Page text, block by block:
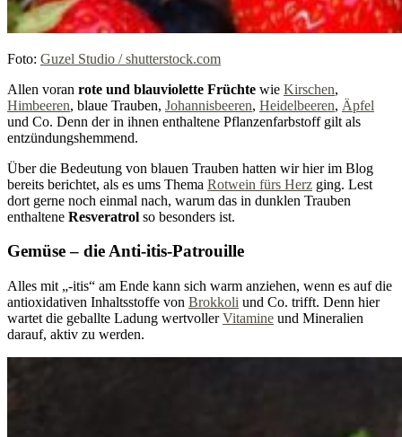
Foto: Guzel Studio / shutterstock.com
Allen voran rote und blauviolette Früchte wie Kirschen,
Himbeeren, blaue Trauben, Johannisbeeren, Heidelbeeren, Äpfel
und Co. Denn der in ihnen enthaltene Pflanzenfarbstoff gilt als
entzündungshemmend.
Über die Bedeutung von blauen Trauben hatten wir hier im Blog
bereits berichtet, als es ums Thema Rotwein fürs Herz ging. Lest
dort gerne noch einmal nach, warum das in dunklen Trauben
enthaltene Resveratrol so besonders ist.
Gemüse – die Anti-itis-Patrouille
Alles mit „-itis“ am Ende kann sich warm anziehen, wenn es auf die
antioxidativen Inhaltsstoffe von Brokkoli und Co. trifft. Denn hier
wartet die geballte Ladung wertvollerVitamine und Mineralien
darauf, aktiv zu werden.